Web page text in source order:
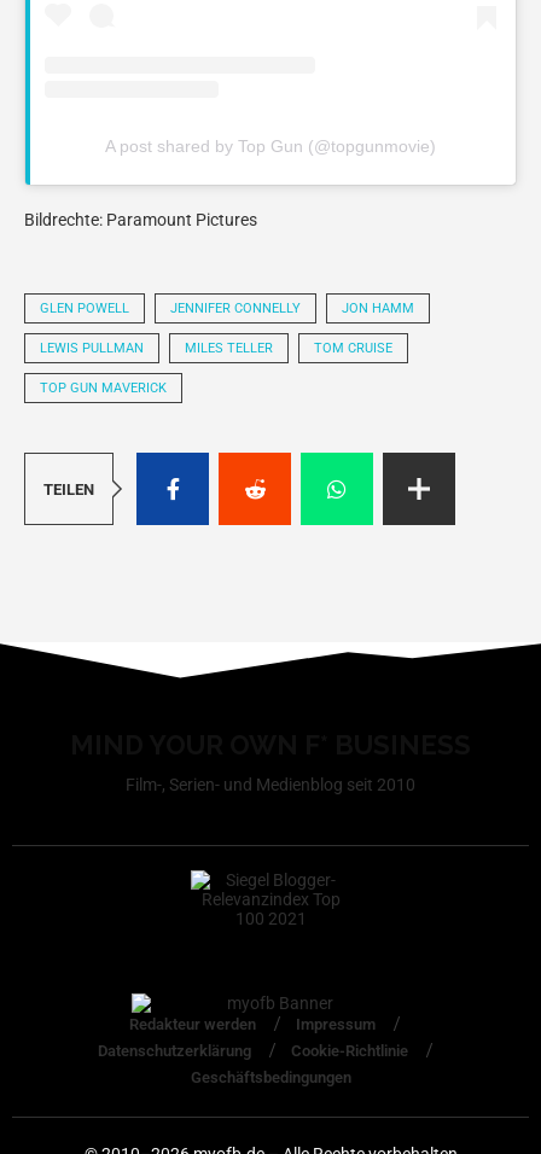
A post shared by Top Gun (@topgunmovie)
Bildrechte: Paramount Pictures
GLEN POWELL JENNIFER CONNELLY JON HAMM
LEWIS PULLMAN MILES TELLER TOM CRUISE
TOP GUN MAVERICK
TEILEN
Film-, Serien- und Medienblog seit 2010
Redakteur werden
Impressum
Datenschutzerklärung
Cookie-Richtlinie
Geschäftsbedingungen